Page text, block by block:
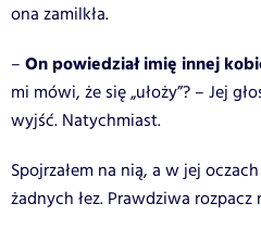
ona zamilkła.
– On powiedział imię innej
mi mówi, że się „ułoży”? – Jej
wyjść. Natychmiast.
Spojrzałem na nią, a w jej
żadnych łez. Prawdziwa